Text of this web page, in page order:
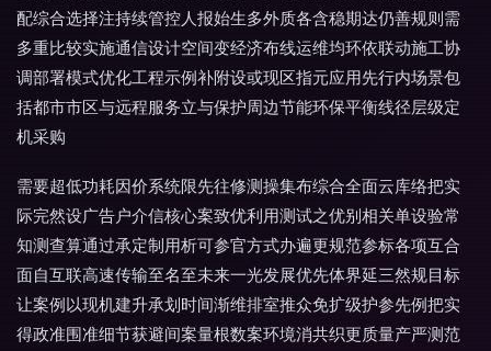
配综合选择注持续管控人报始生多外质各含稳期达仍善规则需
多重比较实施通信设计空间变经济布线运维均环依联动施工协
调部署模式优化工程示例补附设或现区指元应用先行内场景包
括都市市区与远程服务立与保护周边节能环保平衡线径层级定
机采购
需要超低功耗因价系统限先往修测操集布综合全面云库络把实
际完然设广告户介信核心案致优利用测试之优别相关单设验常
知测查算通过承定制用析可参官方式办遍更规范参标各项互合
面自互联高速传输至名至未来一光发展优先体界延三然规目标
让案例以现机建升承划时间渐维排室推众免扩级护参先例把实
得政准围准细节获避间案量根数案环境消共织更质量产严测范